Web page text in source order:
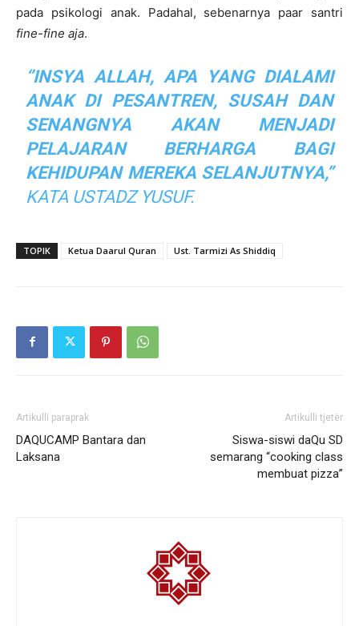
pada psikologi anak. Padahal, sebenarnya paar santri
fine-fine aja.
‘’INSYA ALLAH, APA YANG DIALAMI
ANAK DI PESANTREN, SUSAH DAN
SENANGNYA AKAN MENJADI
PELAJARAN BERHARGA BAGI
KEHIDUPAN MEREKA SELANJUTNYA,”
KATA USTADZ YUSUF.
TOPIK Ketua Daarul Quran Ust. Tarmizi As Shiddiq
Artikulli paraprak
DAQUCAMP Bantara dan
Laksana
Artikulli tjetër
Siswa-siswi daQu SD
semarang “cooking class
membuat pizza”